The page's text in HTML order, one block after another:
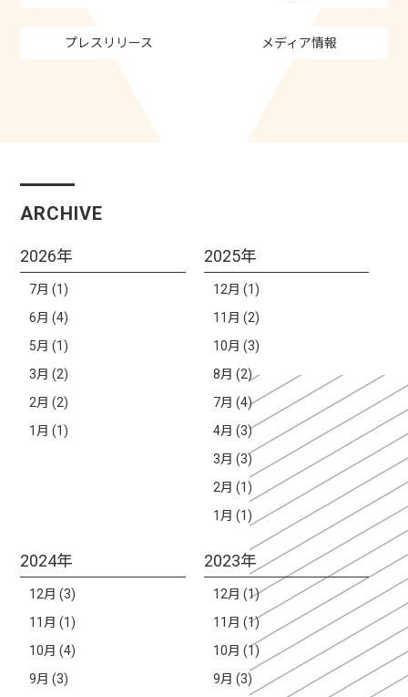
プレスリリース メディア情報
ARCHIVE
2026年
7月 (1)
6月 (4)
5月 (1)
3月 (2)
2月 (2)
1月 (1)
2025年
12月 (1)
11月 (2)
10月 (3)
8月 (2)
7月 (4)
4月 (3)
3月 (3)
2月 (1)
1月 (1)
2024年
12月 (3)
11月 (1)
10月 (4)
9月 (3)
2023年
12月 (1)
11月 (1)
10月 (1)
9月 (3)